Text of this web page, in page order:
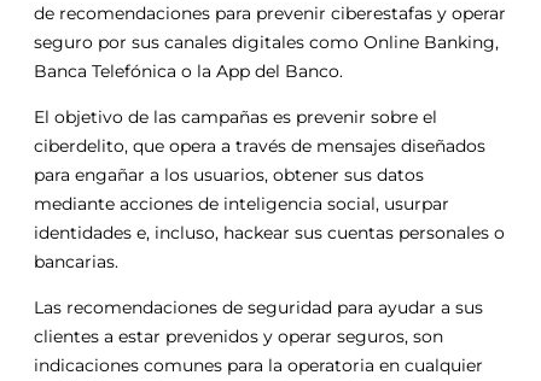
de recomendaciones para prevenir ciberestafas y operar
seguro por sus canales digitales como Online Banking,
Banca Telefónica o la App del Banco.
El objetivo de las campañas es prevenir sobre el
ciberdelito, que opera a través de mensajes diseñados
para engañar a los usuarios, obtener sus datos
mediante acciones de inteligencia social, usurpar
identidades e, incluso, hackear sus cuentas personales o
bancarias.
Las recomendaciones de seguridad para ayudar a sus
clientes a estar prevenidos y operar seguros, son
indicaciones comunes para la operatoria en cualquier